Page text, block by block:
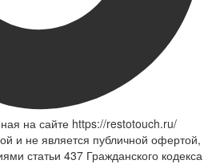
на сайте https://restotouch.ru/
и не является публичной офертой,
статьи 437 Гражданского кодекса